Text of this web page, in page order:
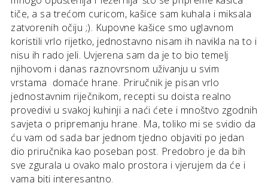
tiče, a sa trećom curicom, kašice sam kuhala i miksala
zatvorenih očiju ;). Kupovne kašice smo uglavnom
koristili vrlo rijetko, jednostavno nisam ih navikla na to i
nisu ih rado jeli. Uvjerena sam da je to bio temelj
njihovom i danas raznovrsnom uživanju u svim
vrstama domaće hrane. Priručnik je pisan vrlo
jednostavnim riječnikom, recepti su doista realno
provedivi u svakoj kuhinji a naći ćete i mnoštvo zgodnih
savjeta o pripremanju hrane. Ma, toliko mi se svidio da
ću vam od sada bar jednom tjedno objaviti po jedan
dio priručnika kao poseban post. Predobro je da bih
sve zgurala u ovako malo prostora i vjerujem da će i
vama biti interesantno.